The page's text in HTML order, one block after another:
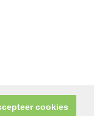
cookies